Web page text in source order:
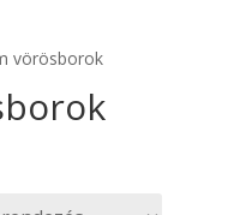
vörösborok